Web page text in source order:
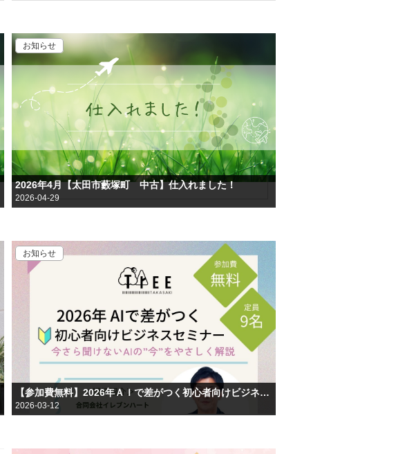
お知らせ
2026年4月【太田市藪塚町 中古】仕入れました！
2026-04-29
お知らせ
【参加費無料】2026年ＡＩで差がつく初心者向けビジネスセミナーを開催します
2026-03-12